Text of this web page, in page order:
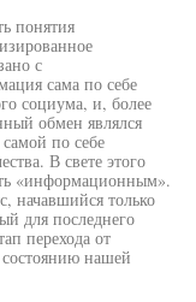
понятия
с
сама по себе
социума, и, более
обмен являлся
по себе
В свете этого
«информационным».
начавшийся только
для последнего
перехода от
нашей